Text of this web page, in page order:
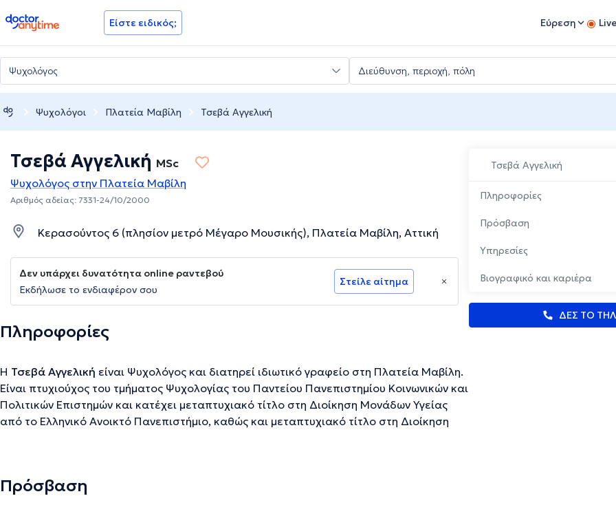
doctoranytime Είστε ειδικός; Εύρεση
Ψυχολόγοι Πλατεία Μαβίλη Τσεβά Αγγελική
Τσεβά Αγγελική
Πληροφορίες
Πρόσβαση
Υπηρεσίες
Βιογραφικό και καριέρα
ΔΕΣ ΤΟ
Τσεβά Αγγελική MSc
Ψυχολόγος στην Πλατεία Μαβίλη
Αριθμός αδείας: 7331-24/10/2000
Κερασούντος 6 (πλησίον μετρό Μέγαρο Μουσικής), Πλατεία Μαβίλη, Αττική
Δεν υπάρχει δυνατότητα online ραντεβού
Εκδήλωσε το ενδιαφέρον σου
Στείλε αίτημα
Πληροφορίες
Η Τσεβά Αγγελική είναι Ψυχολόγος και διατηρεί ιδιωτικό γραφείο στη Πλατεία Μαβίλη.
Είναι πτυχιούχος του τμήματος Ψυχολογίας του Παντείου Πανεπιστημίου Κοινωνικών και
Πολιτικών Επιστημών και κατέχει μεταπτυχιακό τίτλο στη Διοίκηση Μονάδων Υγείας
από το Ελληνικό Ανοικτό Πανεπιστήμιο, καθώς και μεταπτυχιακό τίτλο στη Διοίκηση
εργασιακή εμπειρία, έχει λάβει μέρος σε συνέδρια ως ομιλήτρια και παρακολουθεί
Πρόσβαση